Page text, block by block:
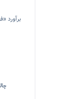
برآورد